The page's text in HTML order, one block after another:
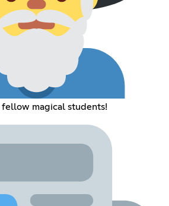
fellow magical students!